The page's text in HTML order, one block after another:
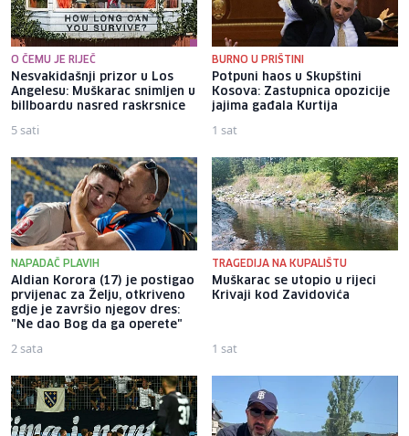
O ČEMU JE RIJEČ
Nesvakidašnji prizor u Los
Angelesu: Muškarac snimljen u
billboardu nasred raskrsnice
5 sati
BURNO U PRIŠTINI
Potpuni haos u Skupštini
Kosova: Zastupnica opozicije
jajima gađala Kurtija
1 sat
NAPADAČ PLAVIH
Aldian Korora (17) je postigao
prvijenac za Želju, otkriveno
gdje je završio njegov dres:
"Ne dao Bog da ga operete"
2 sata
TRAGEDIJA NA KUPALIŠTU
Muškarac se utopio u rijeci
Krivaji kod Zavidovića
1 sat